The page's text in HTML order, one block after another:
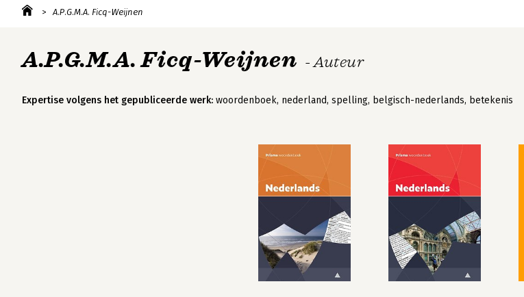
A.P.G.M.A. Ficq-Weijnen
A.P.G.M.A. Ficq-Weijnen - Auteur
Expertise volgens het gepubliceerde werk: woordenboek, nederland, spelling, belgisch-nederlands, betekenis